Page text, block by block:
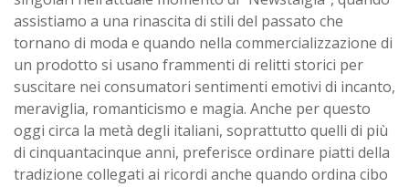
assistiamo a una rinascita di stili del passato che
tornano di moda e quando nella commercializzazione di
un prodotto si usano frammenti di relitti storici per
suscitare nei consumatori sentimenti emotivi di incanto,
meraviglia, romanticismo e magia. Anche per questo
oggi circa la metà degli italiani, soprattutto quelli di più
di cinquantacinque anni, preferisce ordinare piatti della
tradizione collegati ai ricordi anche quando ordina cibo